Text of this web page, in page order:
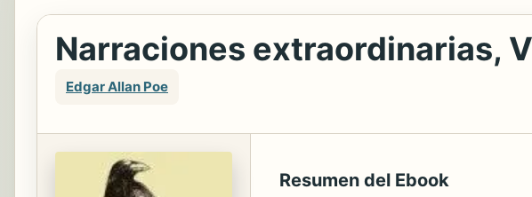
Narraciones extraordinarias,
Edgar Allan Poe
Resumen del Ebook